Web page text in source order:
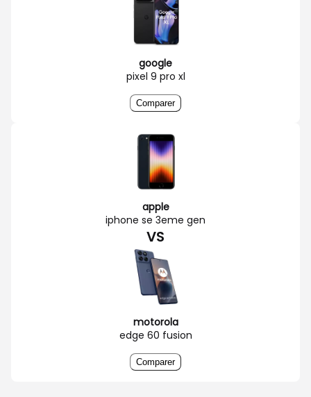
google
pixel 9 pro xl
Comparer
apple
iphone se 3eme gen
VS
motorola
edge 60 fusion
Comparer